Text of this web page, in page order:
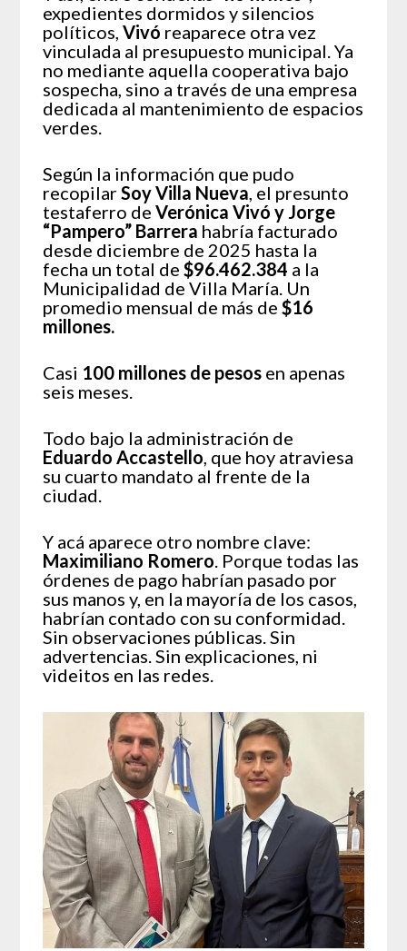
expedientes dormidos y silencios
políticos,Vivó reaparece otra vez
vinculada al presupuesto municipal. Ya
no mediante aquella cooperativa bajo
sospecha, sino a través de una empresa
dedicada al mantenimiento de espacios
verdes.
Según la información que pudo
recopilarSoy Villa Nueva, el presunto
testaferro deVerónica Vivó y Jorge
“Pampero” Barrera habría facturado
desde diciembre de 2025 hasta la
fecha un total de$96.462.384 a la
Municipalidad de Villa María. Un
promedio mensual de más de$16
millones.
Casi 100 millones de pesos en apenas
seis meses.
Todo bajo la administración de
Eduardo Accastello, que hoy atraviesa
su cuarto mandato al frente de la
ciudad.
Y acá aparece otro nombre clave:
Maximiliano Romero. Porque todas las
órdenes de pago habrían pasado por
sus manos y, en la mayoría de los casos,
habrían contado con su conformidad.
Sin observaciones públicas. Sin
advertencias. Sin explicaciones, ni
videitos en las redes.